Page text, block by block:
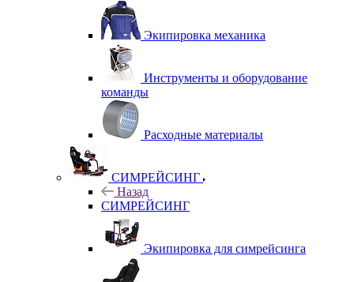
Экипировка механика
Инструменты и оборудование
команды
Расходные материалы
СИМРЕЙСИНГ
Назад
СИМРЕЙСИНГ
Экипировка для симрейсинга